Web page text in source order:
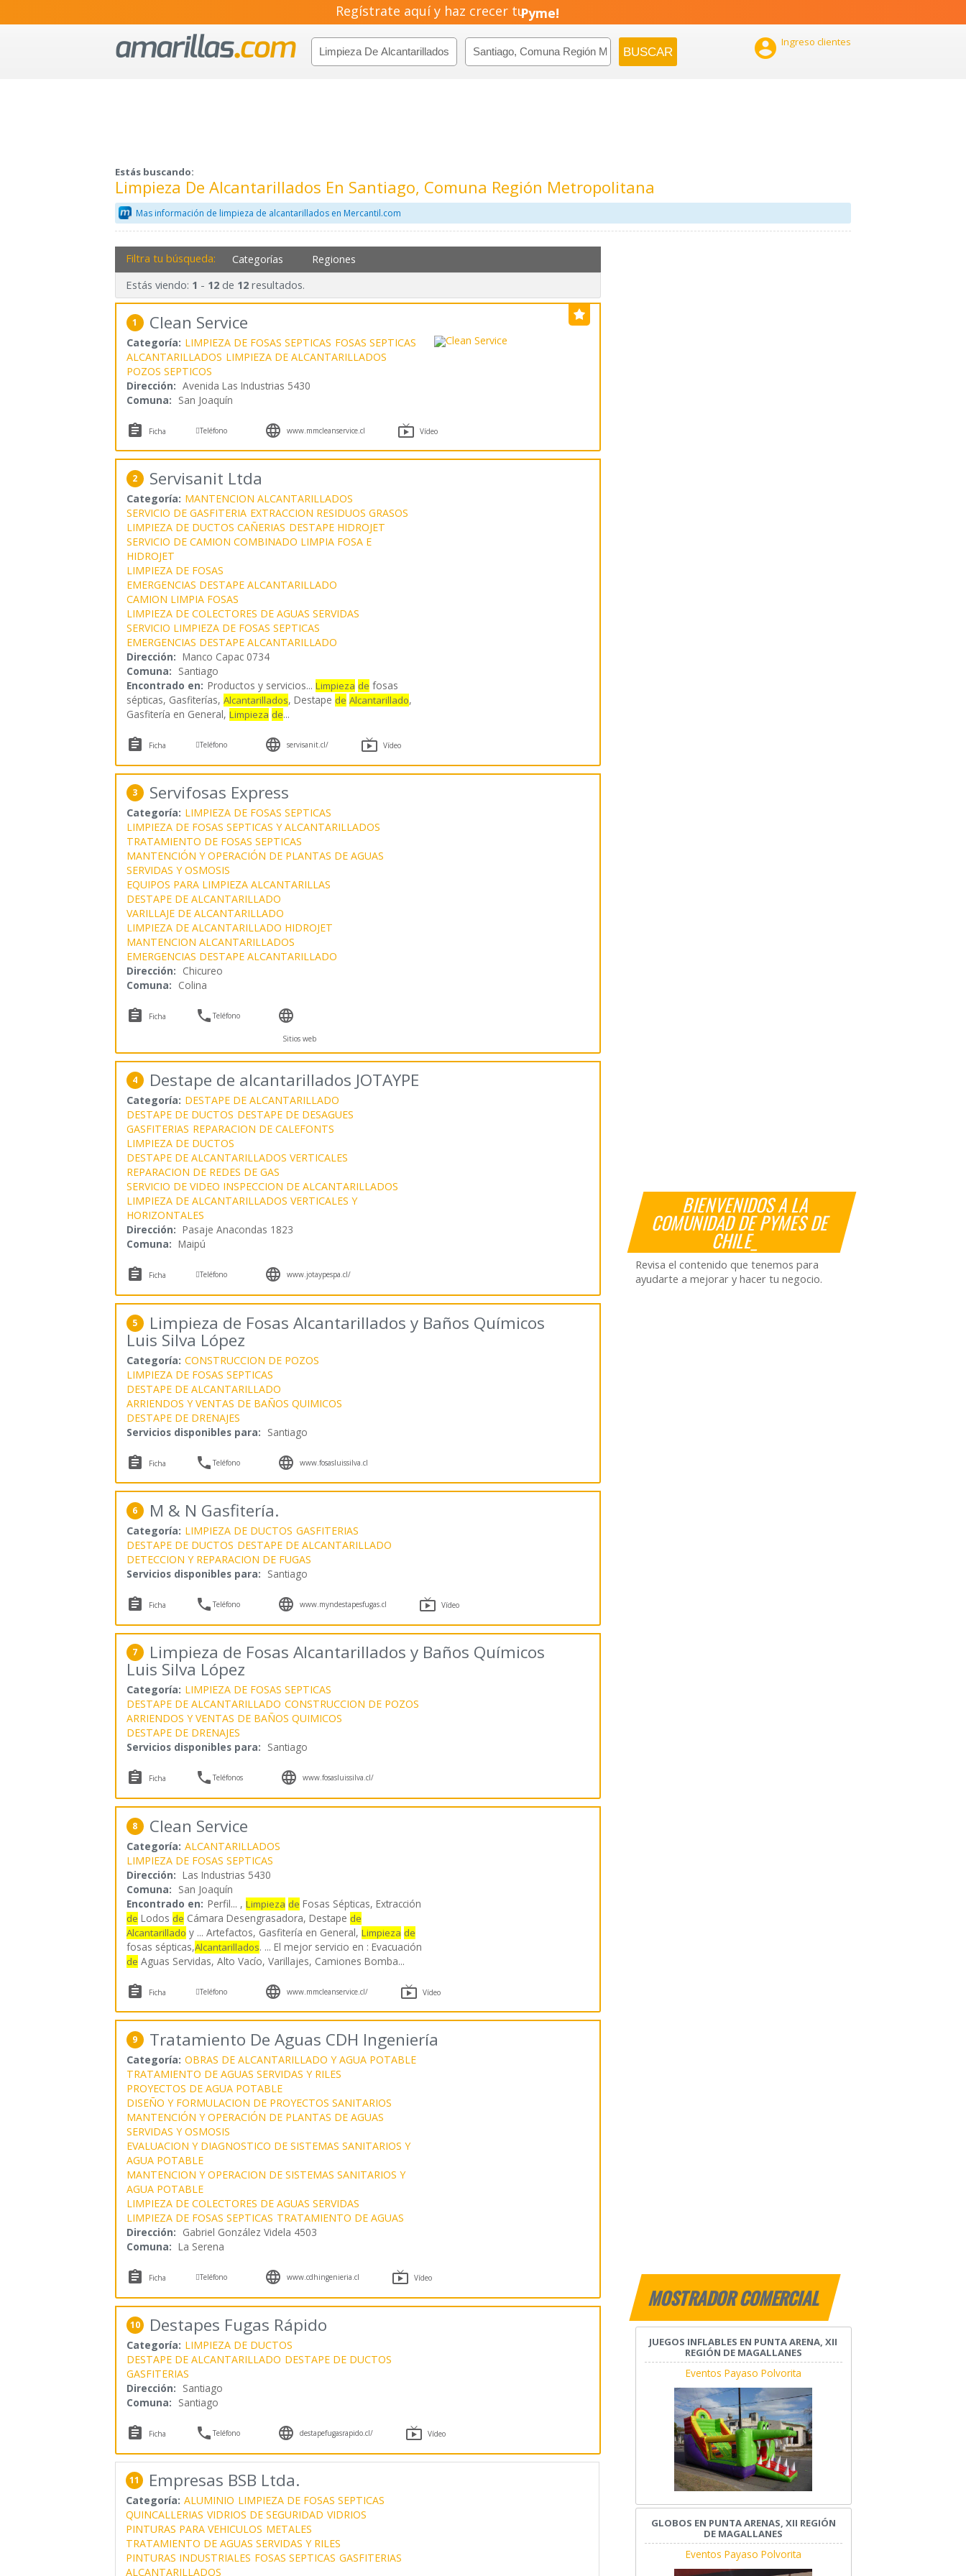
Regístrate aquí y haz crecer tuNegocio!
Pyme!
Emprendimiento!
 Ingreso clientes
Estás buscando:
Limpieza De Alcantarillados En Santiago, Comuna Región Metropolitana
Mas información de limpieza de alcantarillados en Mercantil.com
BIENVENIDOS A LA
COMUNIDAD DE PYMES DE
CHILE_
Revisa el contenido que tenemos para
ayudarte a mejorar y hacer tu negocio.
MOSTRADOR COMERCIAL
JUEGOS INFLABLES EN PUNTA ARENA, XII
REGIÓN DE MAGALLANES
Eventos Payaso Polvorita
GLOBOS EN PUNTA ARENAS, XII REGIÓN
DE MAGALLANES
Eventos Payaso Polvorita
Filtra tu búsqueda: Categorías Regiones
Estás viendo: 1 - 12de 12resultados.
1 Clean Service
Categoría: LIMPIEZA DE FOSAS SEPTICAS FOSAS SEPTICAS
ALCANTARILLADOS LIMPIEZA DE ALCANTARILLADOS
POZOS SEPTICOS
Dirección: Avenida Las Industrias 5430
Comuna: San Joaquín
 Ficha Teléfono  www.mmcleanservice.cl  Vídeo
2 Servisanit Ltda
Categoría: MANTENCION ALCANTARILLADOS
SERVICIO DE GASFITERIA EXTRACCION RESIDUOS GRASOS
LIMPIEZA DE DUCTOS CAÑERIAS DESTAPE HIDROJET
SERVICIO DE CAMION COMBINADO LIMPIA FOSA E
HIDROJET
LIMPIEZA DE FOSAS
EMERGENCIAS DESTAPE ALCANTARILLADO
CAMION LIMPIA FOSAS
LIMPIEZA DE COLECTORES DE AGUAS SERVIDAS
SERVICIO LIMPIEZA DE FOSAS SEPTICAS
EMERGENCIAS DESTAPE ALCANTARILLADO
Dirección: Manco Capac 0734
Comuna: Santiago
Encontrado en: Productos y servicios... Limpieza de fosas
sépticas, Gasfiterías, Alcantarillados, Destape de Alcantarillado,
Gasfitería en General, Limpieza de...
 Ficha Teléfono  servisanit.cl/  Vídeo
3 Servifosas Express
Categoría: LIMPIEZA DE FOSAS SEPTICAS
LIMPIEZA DE FOSAS SEPTICAS Y ALCANTARILLADOS
TRATAMIENTO DE FOSAS SEPTICAS
MANTENCIÓN Y OPERACIÓN DE PLANTAS DE AGUAS
SERVIDAS Y OSMOSIS
EQUIPOS PARA LIMPIEZA ALCANTARILLAS
DESTAPE DE ALCANTARILLADO
VARILLAJE DE ALCANTARILLADO
LIMPIEZA DE ALCANTARILLADO HIDROJET
MANTENCION ALCANTARILLADOS
EMERGENCIAS DESTAPE ALCANTARILLADO
Dirección: Chicureo
Comuna: Colina
 Ficha Teléfono 
Sitios web
4 Destape de alcantarillados JOTAYPE
Categoría: DESTAPE DE ALCANTARILLADO
DESTAPE DE DUCTOS DESTAPE DE DESAGUES
GASFITERIAS REPARACION DE CALEFONTS
LIMPIEZA DE DUCTOS
DESTAPE DE ALCANTARILLADOS VERTICALES
REPARACION DE REDES DE GAS
SERVICIO DE VIDEO INSPECCION DE ALCANTARILLADOS
LIMPIEZA DE ALCANTARILLADOS VERTICALES Y
HORIZONTALES
Dirección: Pasaje Anacondas 1823
Comuna: Maipú
 Ficha Teléfono  www.jotaypespa.cl/
5 Limpieza de Fosas Alcantarillados y Baños Químicos
Luis Silva López
Categoría: CONSTRUCCION DE POZOS
LIMPIEZA DE FOSAS SEPTICAS
DESTAPE DE ALCANTARILLADO
ARRIENDOS Y VENTAS DE BAÑOS QUIMICOS
DESTAPE DE DRENAJES
Servicios disponibles para: Santiago
 Ficha Teléfono  www.fosasluissilva.cl
6 M & N Gasfitería.
Categoría: LIMPIEZA DE DUCTOS GASFITERIAS
DESTAPE DE DUCTOS DESTAPE DE ALCANTARILLADO
DETECCION Y REPARACION DE FUGAS
Servicios disponibles para: Santiago
 Ficha Teléfono  www.myndestapesfugas.cl  Vídeo
7 Limpieza de Fosas Alcantarillados y Baños Químicos
Luis Silva López
Categoría: LIMPIEZA DE FOSAS SEPTICAS
DESTAPE DE ALCANTARILLADO CONSTRUCCION DE POZOS
ARRIENDOS Y VENTAS DE BAÑOS QUIMICOS
DESTAPE DE DRENAJES
Servicios disponibles para: Santiago
 Ficha Teléfonos  www.fosasluissilva.cl/
8 Clean Service
Categoría: ALCANTARILLADOS
LIMPIEZA DE FOSAS SEPTICAS
Dirección: Las Industrias 5430
Comuna: San Joaquín
Encontrado en: Perfil... , Limpieza de Fosas Sépticas, Extracción
de Lodos de Cámara Desengrasadora, Destape de
Alcantarillado y ... Artefactos, Gasfitería en General, Limpieza de
fosas sépticas,Alcantarillados. ... El mejor servicio en : Evacuación
de Aguas Servidas, Alto Vacío, Varillajes, Camiones Bomba...
 Ficha Teléfono  www.mmcleanservice.cl/  Vídeo
9 Tratamiento De Aguas CDH Ingeniería
Categoría: OBRAS DE ALCANTARILLADO Y AGUA POTABLE
TRATAMIENTO DE AGUAS SERVIDAS Y RILES
PROYECTOS DE AGUA POTABLE
DISEÑO Y FORMULACION DE PROYECTOS SANITARIOS
MANTENCIÓN Y OPERACIÓN DE PLANTAS DE AGUAS
SERVIDAS Y OSMOSIS
EVALUACION Y DIAGNOSTICO DE SISTEMAS SANITARIOS Y
AGUA POTABLE
MANTENCION Y OPERACION DE SISTEMAS SANITARIOS Y
AGUA POTABLE
LIMPIEZA DE COLECTORES DE AGUAS SERVIDAS
LIMPIEZA DE FOSAS SEPTICAS TRATAMIENTO DE AGUAS
Dirección: Gabriel González Videla 4503
Comuna: La Serena
 Ficha Teléfono  www.cdhingenieria.cl  Vídeo
10 Destapes Fugas Rápido
Categoría: LIMPIEZA DE DUCTOS
DESTAPE DE ALCANTARILLADO DESTAPE DE DUCTOS
GASFITERIAS
Dirección: Santiago
Comuna: Santiago
 Ficha Teléfono  destapefugasrapido.cl/  Vídeo
11 Empresas BSB Ltda.
Categoría: ALUMINIO LIMPIEZA DE FOSAS SEPTICAS
QUINCALLERIAS VIDRIOS DE SEGURIDAD VIDRIOS
PINTURAS PARA VEHICULOS METALES
TRATAMIENTO DE AGUAS SERVIDAS Y RILES
PINTURAS INDUSTRIALES FOSAS SEPTICAS GASFITERIAS
ALCANTARILLADOS